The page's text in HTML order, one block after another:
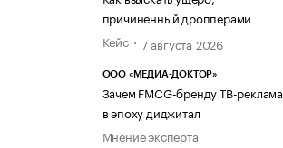
причиненный дропперами
Кейс
7 августа 2026
ООО «МЕДИА-ДОКТОР»
Зачем FMCG-бренду ТВ-реклама
в эпоху диджитал
Мнение эксперта